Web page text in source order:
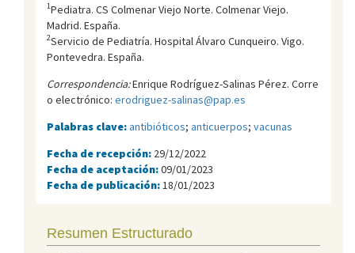
1Pediatra. CS Colmenar Viejo Norte. Colmenar Viejo.
Madrid. España.
2Servicio de Pediatría. Hospital Álvaro Cunqueiro. Vigo.
Pontevedra. España.
Correspondencia:Enrique Rodríguez-Salinas Pérez. Corre
o electrónico: erodriguez-salinas@pap.es
Palabras clave:antibióticos; anticuerpos; vacunas
Fecha de recepción: 29/12/2022
Fecha de aceptación:09/01/2023
Fecha de publicación: 18/01/2023
Resumen Estructurado